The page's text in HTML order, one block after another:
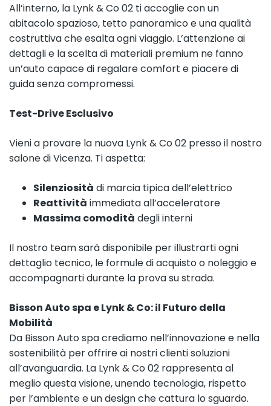
All’interno, la Lynk & Co 02 ti accoglie con un
abitacolo spazioso, tetto panoramico e una qualità
costruttiva che esalta ogni viaggio. L’attenzione ai
dettagli e la scelta di materiali premium ne fanno
un’auto capace di regalare comfort e piacere di
guida senza compromessi.
Test-Drive Esclusivo
Vieni a provare la nuova Lynk & Co 02 presso il nostro
salone di Vicenza. Ti aspetta:
Silenziosità di marcia tipica dell’elettrico
Reattività immediata all’acceleratore
Massima comodità degli interni
Il nostro team sarà disponibile per illustrarti ogni
dettaglio tecnico, le formule di acquisto o noleggio e
accompagnarti durante la prova su strada.
Bisson Auto spa e Lynk & Co: il Futuro della
Mobilità
Da Bisson Auto spa crediamo nell’innovazione e nella
sostenibilità per offrire ai nostri clienti soluzioni
all’avanguardia. La Lynk & Co 02 rappresenta al
meglio questa visione, unendo tecnologia, rispetto
per l’ambiente e un design che cattura lo sguardo.